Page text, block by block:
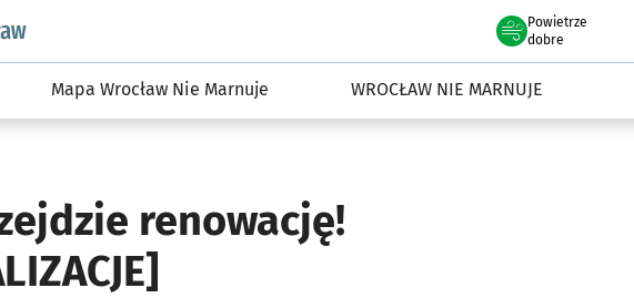
Środowisko we Wrocławiu
Powietrze
we Wrocławiu
dobre
Mapa Wrocław Nie Marnuje WROCŁAW NIE MARNUJE
renowację!